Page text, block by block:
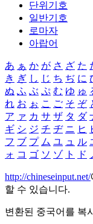
단위기호
일반기호
로마자
아랍어
あ ぁ か が さ ざ た
き ぎ し じ ち ぢ に
ぬ ふ ぶ ぷ む ゆ ゅ
れ お ぉ こ ご そ ぞ
ア ァ カ サ ザ タ ダ
ギ シ ジ チ ヂ ニ ヒ
フ ブ プ ム ユ ュ ル
ォ コ ゴ ソ ゾ ト ド
http://chineseinput.net/
할 수 있습니다.
변환된 중국어를 복